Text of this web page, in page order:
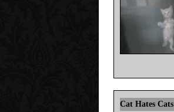
Cat Hates Cats